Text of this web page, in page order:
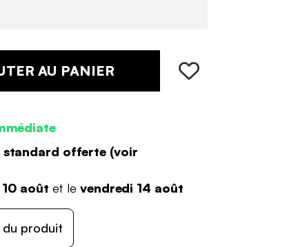
AU PANIER
standard offerte (voir
août et le vendredi 14 août
produit